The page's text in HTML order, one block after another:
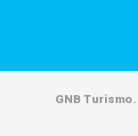
GNB Turismo.